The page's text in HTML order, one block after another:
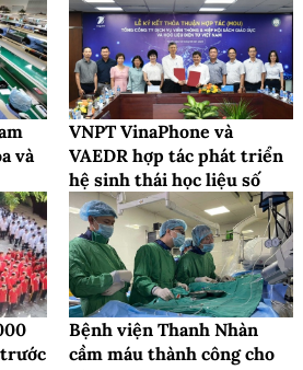
và
VNPT VinaPhone và
VAEDR hợp tác phát triển
hệ sinh thái học liệu số
Bệnh viện Thanh Nhàn
cầm máu thành công cho